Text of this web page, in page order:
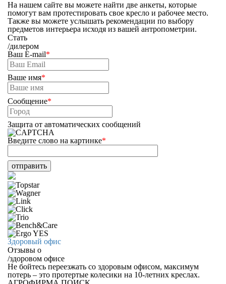
На нашем сайте вы можете найти две анкеты, которые
помогут вам протестировать свое кресло и рабочее место.
Также вы можете услышать рекомендации по выбору
предметов интерьера исходя из вашей антропометрии.
Стать
/дилером
Ваш E-mail*
Ваше имя*
Сообщение*
Защита от автоматических сообщений
Введите слово на картинке*
Здоровый офис
Отзывы о
/здоровом офисе
Не бойтесь переезжать со здоровым офисом, максимум
потерь – это протертые колесики на 10-летних креслах.